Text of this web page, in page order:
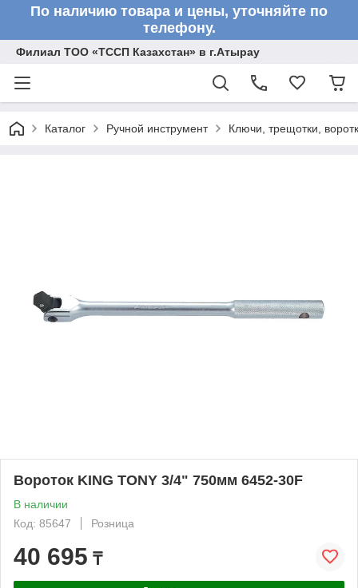
По наличию товара и цены, уточняйте по
телефону.
Филиал ТОО «ТССП Казахстан» в г.Атырау
Каталог Ручной инструмент Ключи, трещотки,
Вороток KING TONY 3/4" 750мм 6452-30F
В наличии
Код: 85647
Розница
40 695 ₸